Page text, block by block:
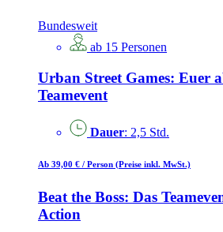
Bundesweit
ab 15 Personen
Urban Street Games: Euer
Teamevent
Dauer: 2,5 Std.
Ab 39,00 € / Person (Preise inkl. MwSt.)
Beat the Boss: Das
Action